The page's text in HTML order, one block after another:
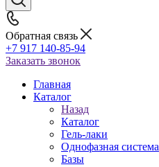
Обратная связь
+7 917 140-85-94
Заказать звонок
Главная
Каталог
Назад
Каталог
Гель-лаки
Однофазная система
Базы